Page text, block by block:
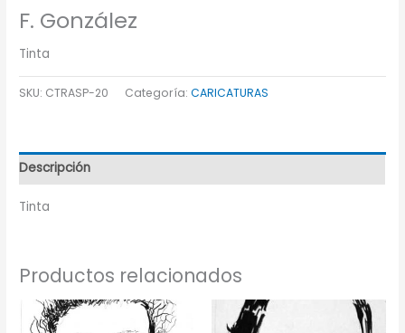
F. González
Tinta
SKU: CTRASP-20 Categoría:CARICATURAS
Descripción
Tinta
Productos relacionados